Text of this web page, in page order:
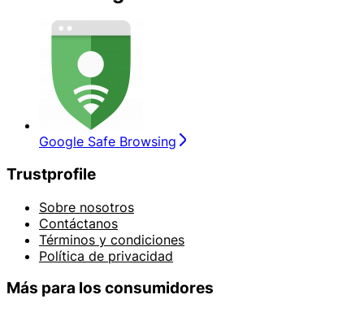
Google Safe Browsing
Trustprofile
Sobre nosotros
Contáctanos
Términos y condiciones
Política de privacidad
Más para los consumidores